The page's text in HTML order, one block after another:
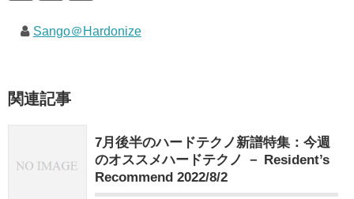
Sango＠Hardonize
関連記事
7月後半のハードテクノ新譜特集：今週
のオススメハードテクノ － Resident’s
Recommend 2022/8/2